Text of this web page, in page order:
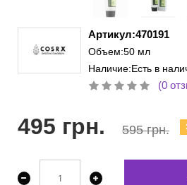
Артикул:470191
Объем:50 мл
Наличие:Есть в
(0
495 грн. 595 грн.